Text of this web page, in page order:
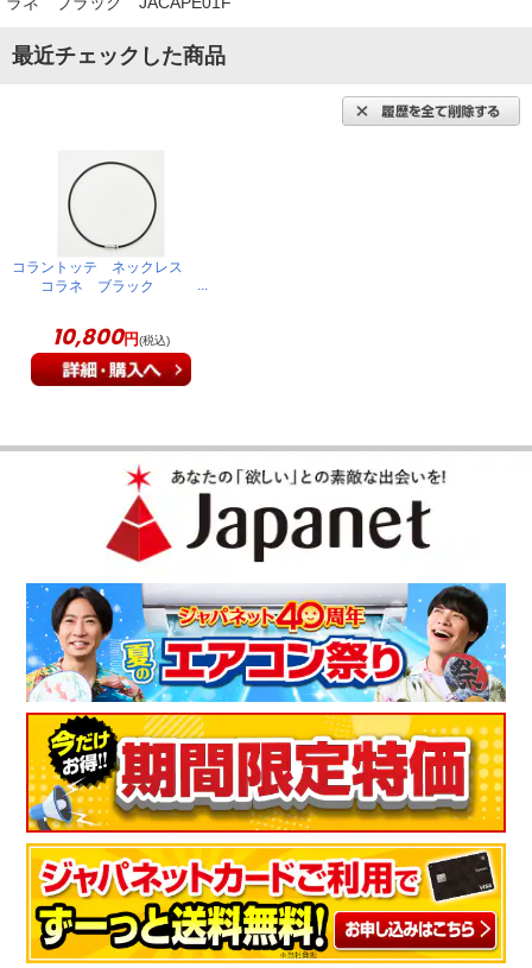
非常に肌触りがいい
見た目シンプルで非常に肌触りのいい、大変期待の持てる商品
です。
※ 「お客様の声」は実際にご購入されたお客様からのご意見を掲載しておりま
す。
最近チェックした商品
コラントッテ ネックレス
コラネ ブラック
10,800円(税込)